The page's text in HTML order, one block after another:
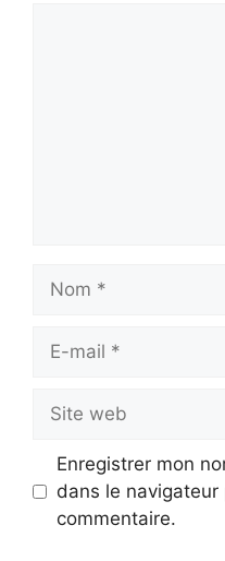
Nom
Site
web
Enregistrer mon
dans le navigateur
commentaire.